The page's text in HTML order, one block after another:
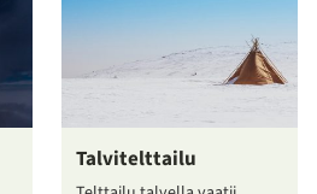
Talvitelttailu